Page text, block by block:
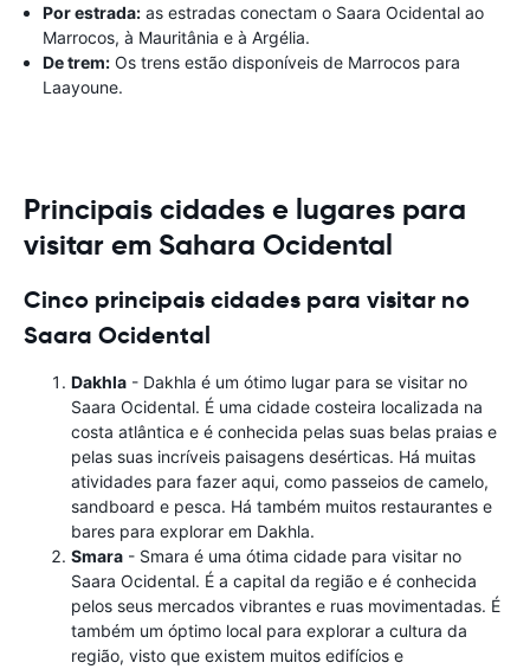
Por estrada: as estradas conectam o Saara Ocidental ao
Marrocos, à Mauritânia e à Argélia.
De trem: Os trens estão disponíveis de Marrocos para
Laayoune.
Principais cidades e lugares para
visitar em Sahara Ocidental
Cinco principais cidades para visitar no
Saara Ocidental
Dakhla - Dakhla é um ótimo lugar para se visitar no
Saara Ocidental. É uma cidade costeira localizada na
costa atlântica e é conhecida pelas suas belas praias e
pelas suas incríveis paisagens desérticas. Há muitas
atividades para fazer aqui, como passeios de camelo,
sandboard e pesca. Há também muitos restaurantes e
bares para explorar em Dakhla.
Smara - Smara é uma ótima cidade para visitar no
Saara Ocidental. É a capital da região e é conhecida
pelos seus mercados vibrantes e ruas movimentadas. É
também um óptimo local para explorar a cultura da
região, visto que existem muitos edifícios e